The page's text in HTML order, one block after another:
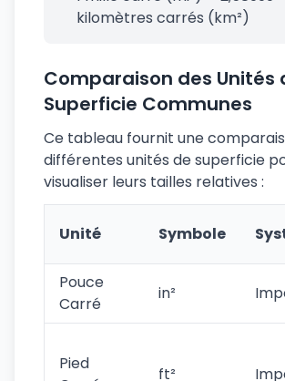
kilomètres carrés (km²)
Comparaison des Unités
Superficie Communes
Ce tableau fournit une
différentes unités de superficie
visualiser leurs tailles relatives :
Unité Symbole
Pouce
Carré
in²
Pied
ft²